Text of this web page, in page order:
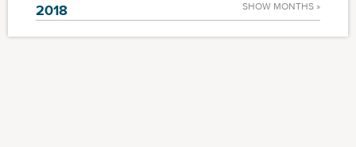
2018 SHOW MONTHS »